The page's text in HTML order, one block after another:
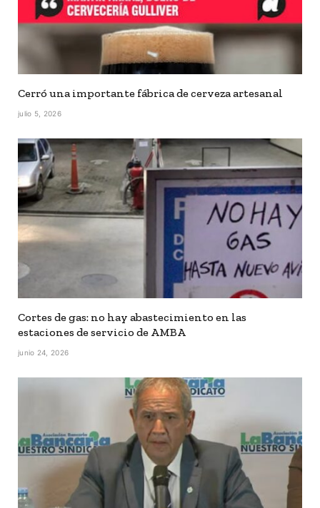
Cerró una importante fábrica de cerveza artesanal
julio 5, 2026
Cortes de gas: no hay abastecimiento en las
estaciones de servicio de AMBA
junio 24, 2026